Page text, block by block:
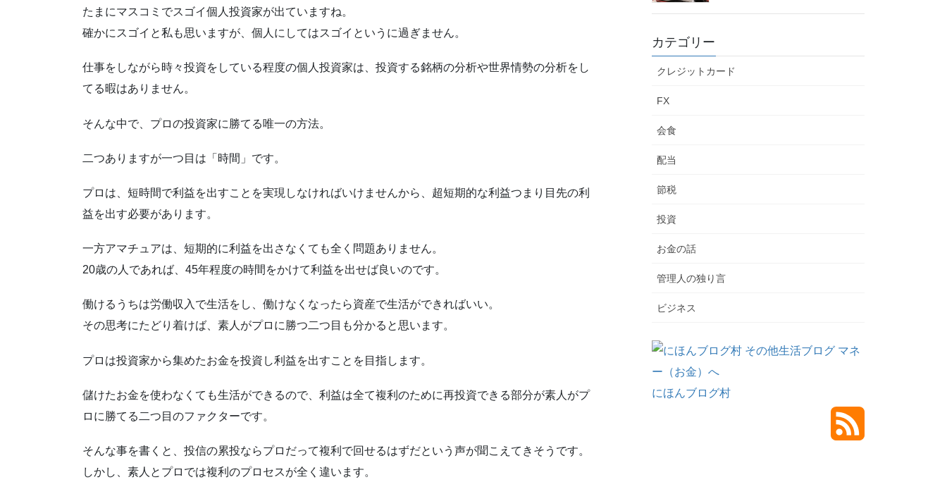
たまにマスコミでスゴイ個人投資家が出ていますね。
確かにスゴイと私も思いますが、個人にしてはスゴイというに過ぎません。
仕事をしながら時々投資をしている程度の個人投資家は、投資する銘柄の分析や世界情勢の分析をし
てる暇はありません。
そんな中で、プロの投資家に勝てる唯一の方法。
二つありますが一つ目は「時間」です。
プロは、短時間で利益を出すことを実現しなければいけませんから、超短期的な利益つまり目先の利
益を出す必要があります。
一方アマチュアは、短期的に利益を出さなくても全く問題ありません。
20歳の人であれば、45年程度の時間をかけて利益を出せば良いのです。
働けるうちは労働収入で生活をし、働けなくなったら資産で生活ができればいい。
その思考にたどり着けば、素人がプロに勝つ二つ目も分かると思います。
プロは投資家から集めたお金を投資し利益を出すことを目指します。
儲けたお金を使わなくても生活ができるので、利益は全て複利のために再投資できる部分が素人がプ
ロに勝てる二つ目のファクターです。
そんな事を書くと、投信の累投ならプロだって複利で回せるはずだという声が聞こえてきそうです。
しかし、素人とプロでは複利のプロセスが全く違います。
カテゴリー
クレジットカード
FX
会食
配当
節税
投資
お金の話
管理人の独り言
ビジネス
にほんブログ村